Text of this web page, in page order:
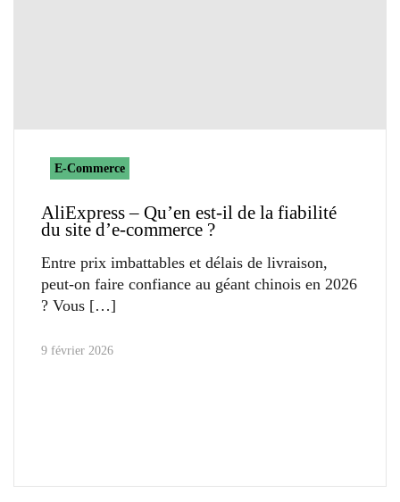
E-Commerce
AliExpress – Qu’en est-il de la fiabilité
du site d’e-commerce ?
Entre prix imbattables et délais de livraison,
peut-on faire confiance au géant chinois en 2026
? Vous
9 février 2026